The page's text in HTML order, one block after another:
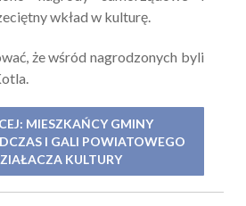
wkład w kulturę.
że wśród nagrodzonych byli
MIESZKAŃCY GMINY
I GALI POWIATOWEGO
KULTURY